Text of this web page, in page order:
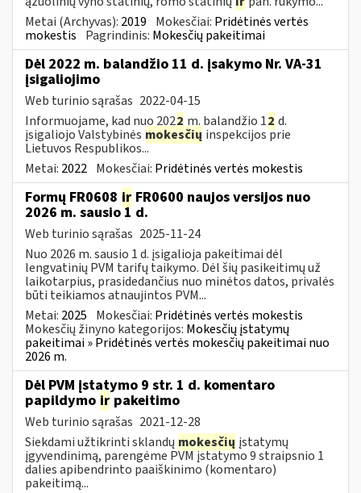
Metai (Archyvas): 2019 Mokesčiai: Pridėtinės vertės
mokestis Pagrindinis: Mokesčių pakeitimai
Dėl 2022 m. balandžio 11 d. įsakymo Nr. VA-31
įsigaliojimo
Web turinio sąrašas 2022-04-15
Informuojame, kad nuo 2022 m. balandžio 12 d.
įsigaliojo Valstybinės mokesčių inspekcijos prie
Lietuvos Respublikos...
Metai: 2022 Mokesčiai: Pridėtinės vertės mokestis
Formų FR0608 ir FR0600 naujos versijos nuo
2026 m. sausio 1 d.
Web turinio sąrašas 2025-11-24
Nuo 2026 m. sausio 1 d. įsigalioja pakeitimai dėl
lengvatinių PVM tarifų taikymo. Dėl šių pasikeitimų už
laikotarpius, prasidedančius nuo minėtos datos, privalės
būti teikiamos atnaujintos PVM...
Metai: 2025 Mokesčiai: Pridėtinės vertės mokestis
Mokesčių žinyno kategorijos: Mokesčių įstatymų
pakeitimai » Pridėtinės vertės mokesčių pakeitimai nuo
2026 m.
Dėl PVM įstatymo 9 str. 1 d. komentaro
papildymo ir pakeitimo
Web turinio sąrašas 2021-12-28
Siekdami užtikrinti sklandų mokesčių įstatymų
įgyvendinimą, parengėme PVM įstatymo 9 straipsnio 1
dalies apibendrinto paaiškinimo (komentaro)
pakeitimą...